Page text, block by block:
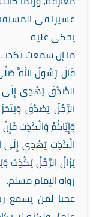
عسيرا في
يحكى عليه
ما إن سمعت
قَالَ رَسُولُ اللَّهِ
الصِّدْقَ يَهْدِي إِلَى
الرَّجُلُ يَصْدُقُ
وَإِيَّاكُمْ وَالْكَذِبَ فَإِنَّ
الْكَذِبَ يَهْدِي إِلَى
يَزَالُ الرَّجُلُ يَكْذِبُ
رواه الإمام مسلم.
عجبا لمن يسمع